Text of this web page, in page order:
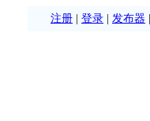
注册 登录 发布器